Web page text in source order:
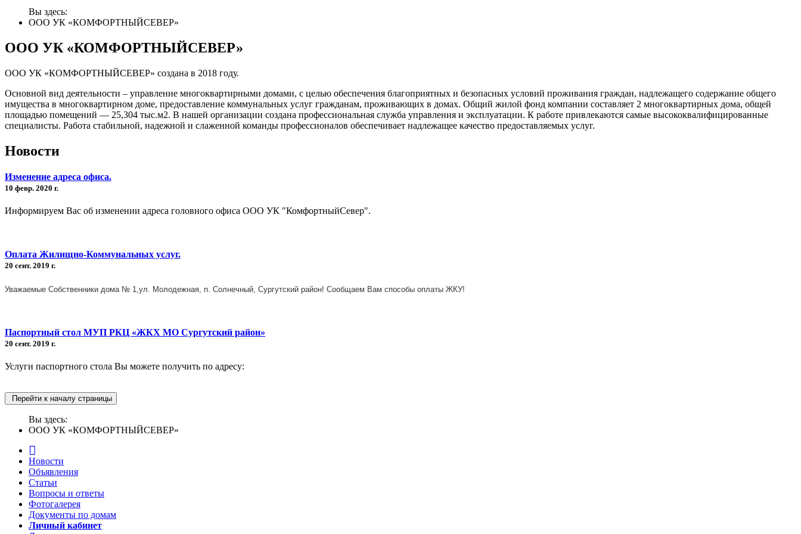
Вы здесь:
ООО УК «КОМФОРТНЫЙСЕВЕР»
ООО УК «КОМФОРТНЫЙСЕВЕР»
ООО УК «КОМФОРТНЫЙСЕВЕР» создана в 2018 году.
Основной вид деятельности – управление многоквартирными домами, с целью обеспечения благоприятных и безопасных условий проживания граждан, надлежащего содержание общего
имущества в многоквартирном доме, предоставление коммунальных услуг гражданам, проживающих в домах. Общий жилой фонд компании составляет 2 многоквартирных дома, общей
площадью помещений — 25,304 тыс.м2. В нашей организации создана профессиональная служба управления и эксплуатации. К работе привлекаются самые высококвалифицированные
специалисты. Работа стабильной, надежной и слаженной команды профессионалов обеспечивает надлежащее качество предоставляемых услуг.
Новости
Изменение адреса офиса.
10 февр. 2020 г.
Информируем Вас об изменении адреса головного офиса ООО УК "КомфортныйСевер".
Оплата Жилищно-Коммунальных услуг.
20 сент. 2019 г.
Уважаемые Собственники дома № 1, ул. Молодежная, п. Солнечный, Сургутский район! Сообщаем Вам способы оплаты ЖКУ!
Паспортный стол МУП РКЦ «ЖКХ МО Сургутский район»
20 сент. 2019 г.
Услуги паспортного стола Вы можете получить по адресу:
Перейти к началу страницы
Вы здесь:
ООО УК «КОМФОРТНЫЙСЕВЕР»
Новости
Объявления
Статьи
Вопросы и ответы
Фотогалерея
Документы по домам
Личный кабинет